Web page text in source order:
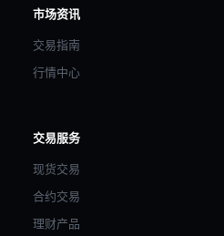
市场资讯
交易指南
行情中心
交易服务
现货交易
合约交易
理财产品